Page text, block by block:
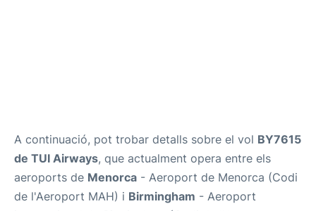
A continuació, pot trobar detalls sobre el vol BY7615
de TUI Airways, que actualment opera entre els
aeroports de Menorca - Aeroport de Menorca (Codi
de l'Aeroport MAH) i Birmingham - Aeroport